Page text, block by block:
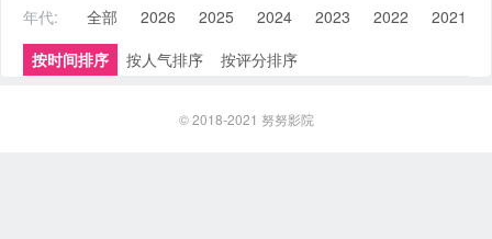
年代:
全部 2026 2025 2024 2023 2022 2021
按时间排序
按人气排序 按评分排序
© 2018-2021 努努影院